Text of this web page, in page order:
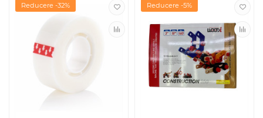
Reducere -32% Reducere -5%